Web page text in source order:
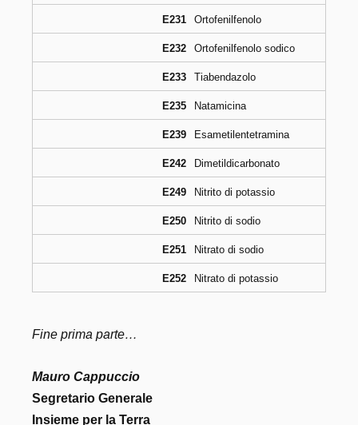
E231 Ortofenilfenolo
E232 Ortofenilfenolo sodico
E233 Tiabendazolo
E235 Natamicina
E239 Esametilentetramina
E242 Dimetildicarbonato
E249 Nitrito di potassio
E250 Nitrito di sodio
E251 Nitrato di sodio
E252 Nitrato di potassio
Fine prima parte…
Mauro Cappuccio
Segretario Generale
Insieme per la Terra